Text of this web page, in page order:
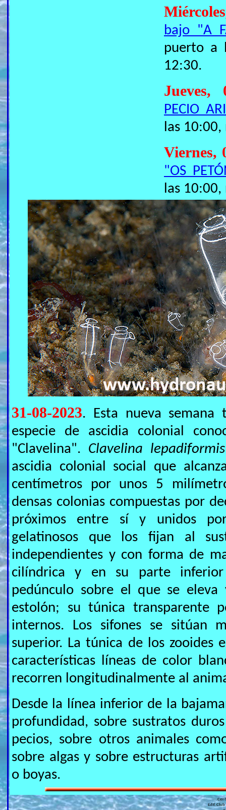
bajo "A
puerto a
12:30.
PECIO
las 10:00,
Viernes,
"OS
las 10:00,
31-08-2023. Esta nueva
especie de ascidia colonial
"Clavelina". Clavelina lepadiformis
ascidia colonial social que
centímetros por unos 5
densas colonias compuestas por
próximos entre sí y unidos
gelatinosos que los fijan al
independientes y con forma de
cilíndrica y en su parte inferior
pedúnculo sobre el que se
estolón; su túnica transparente
internos. Los sifones se sitúan
superior. La túnica de los zooides
características líneas de color
recorren longitudinalmente al
Desde la línea inferior de la
profundidad, sobre sustratos
pecios, sobre otros animales
sobre algas y sobre estructuras
o boyas.
Edif.